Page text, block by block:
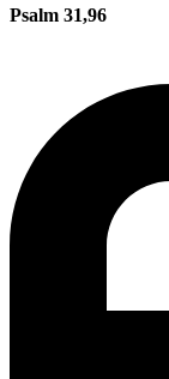
Psalm 31,96